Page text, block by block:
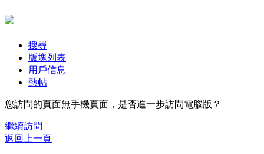
搜尋
版塊列表
用戶信息
熱帖
您訪問的頁面無手機頁面，是否進一步訪問電腦版？
繼續訪問
返回上一頁